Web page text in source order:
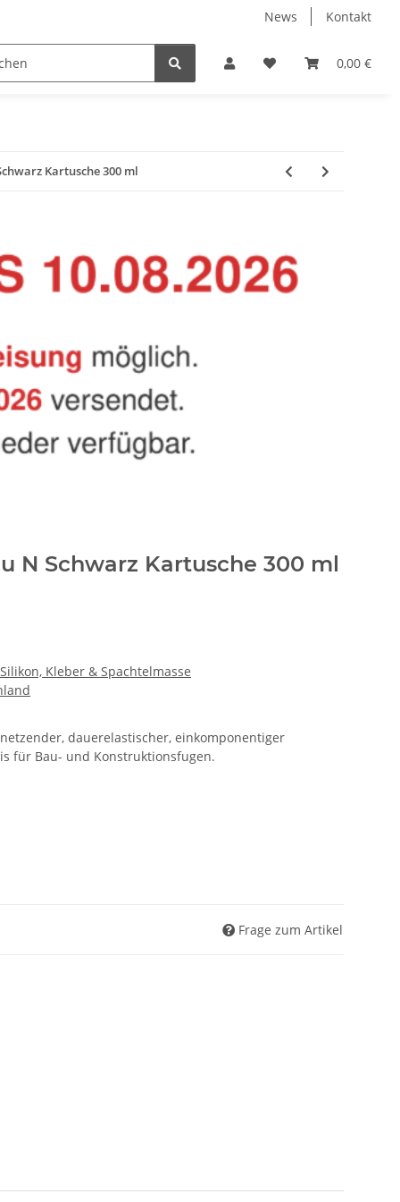
News Kontakt
0,00 €
Belüftung & Entlüftung
Kartusche 300 ml
N Schwarz Kartusche 300 ml
Kleber & Spachtelmasse
dauerelastischer, einkomponentiger
für Bau- und Konstruktionsfugen.
Frage zum Artikel